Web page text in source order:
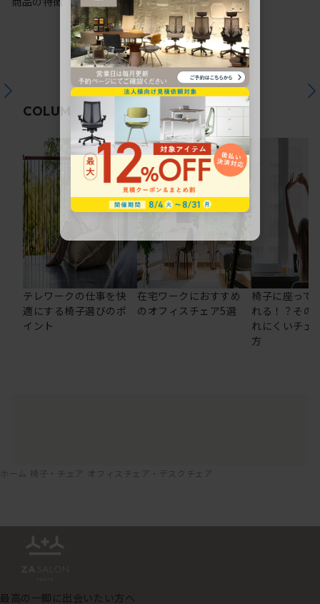
COLUMN関連コラム
テレワークの仕事を快
適にする椅子選びのポ
イント
在宅ワークにおすすめ
のオフィスチェア5選
椅子に座って
れる！？その
れにくいチェ
方
ホーム 椅子・チェア オフィスチェア・デスクチェア
最高の一脚に出会いたい方へ